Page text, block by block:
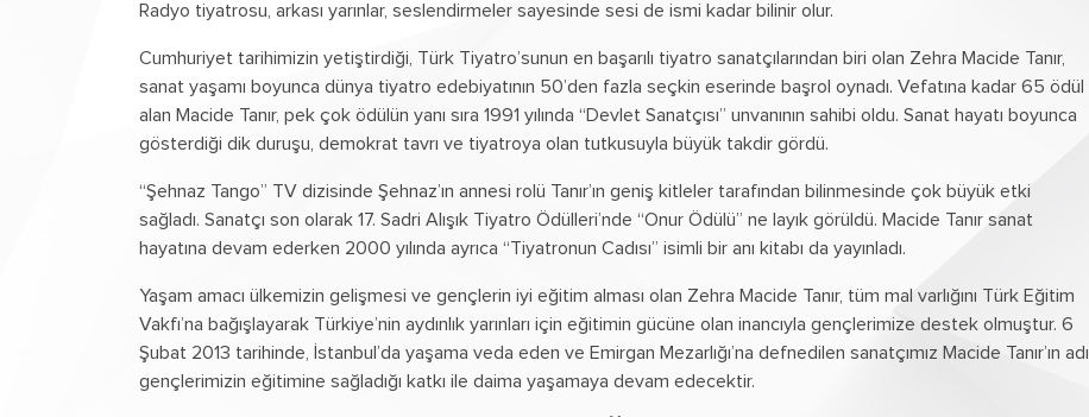
Radyo tiyatrosu, arkası yarınlar, seslendirmeler sayesinde sesi de ismi kadar bilinir olur.
Cumhuriyet tarihimizin yetiştirdiği, Türk Tiyatro’sunun en başarılı tiyatro sanatçılarından biri olan Zehra Macide Tanır,
sanat yaşamı boyunca dünya tiyatro edebiyatının 50’den fazla seçkin eserinde başrol oynadı. Vefatına kadar 65 ödül
alan Macide Tanır, pek çok ödülün yanı sıra 1991 yılında “Devlet Sanatçısı” unvanının sahibi oldu. Sanat hayatı boyunca
gösterdiği dik duruşu, demokrat tavrı ve tiyatroya olan tutkusuyla büyük takdir gördü.
“Şehnaz Tango” TV dizisinde Şehnaz’ın annesi rolü Tanır’ın geniş kitleler tarafından bilinmesinde çok büyük etki
sağladı. Sanatçı son olarak 17. Sadri Alışık Tiyatro Ödülleri’nde “Onur Ödülü” ne layık görüldü. Macide Tanır sanat
hayatına devam ederken 2000 yılında ayrıca “Tiyatronun Cadısı” isimli bir anı kitabı da yayınladı.
Yaşam amacı ülkemizin gelişmesi ve gençlerin iyi eğitim alması olan Zehra Macide Tanır, tüm mal varlığını Türk Eğitim
Vakfı’na bağışlayarak Türkiye’nin aydınlık yarınları için eğitimin gücüne olan inancıyla gençlerimize destek olmuştur. 6
Şubat 2013 tarihinde, İstanbul’da yaşama veda eden ve Emirgan Mezarlığı’na defnedilen sanatçımız Macide Tanır’ın adı,
gençlerimizin eğitimine sağladığı katkı ile daima yaşamaya devam edecektir.